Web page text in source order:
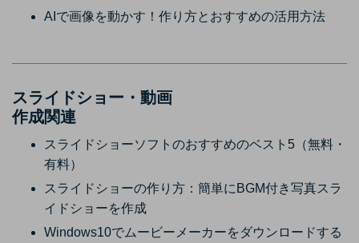
AIで画像を動かす！作り方とおすすめの活用方法
スライドショー・動画
作成関連
スライドショーソフトのおすすめのベスト5（無料・
有料）
スライドショーの作り方：簡単にBGM付き写真スラ
イドショーを作成
Windows10でムービーメーカーをダウンロードする